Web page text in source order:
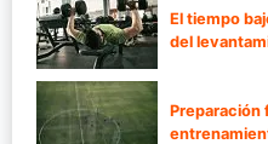
El tiempo
del
Preparación